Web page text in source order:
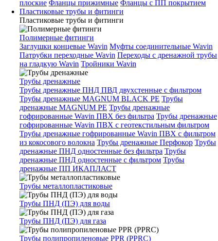
плоские Фланцы прижимные Фланцы с ПП покрытием
Пластиковые трубы и фитинги
Пластиковые трубы и фитинги
Полимерные фитинги
Заглушки концевые Wavin Муфты соединительные Wavin
Патрубки переходные Wavin Переходы с дренажной трубы
на гладкую Wavin Тройники Wavin
Трубы дренажные
Трубы дренажные ПНД ПВД двухстенные с фильтром
Трубы дренажные MAGNUM BLACK PE Трубы
дренажные MAGNUM PE Трубы дренажные
гофрированные Wavin ПВХ без фильтра Трубы дренажные
гофрированные Wavin ПВХ с геотекстильным фильтром
Трубы дренажные гофрированные Wavin ПВХ с фильтром
из кокосового волокна Трубы дренажные Перфокор Трубы
дренажные ПНД одностенные без фильтра Трубы
дренажные ПНД одностенные с фильтром Трубы
дренажные ПП ИКАПЛАСТ
Трубы металлопластиковые
Трубы ПНД (ПЭ) для воды
Трубы ПНД (ПЭ) для газа
Трубы полипропиленовые PPR (PPRC)